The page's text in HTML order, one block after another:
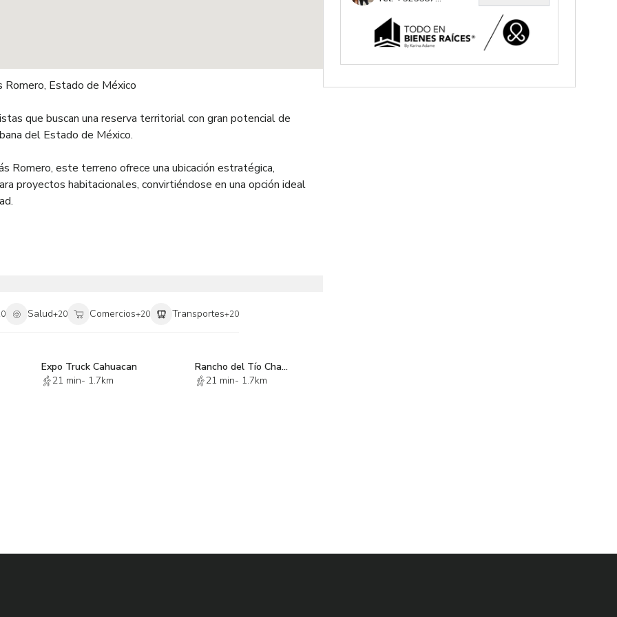
Estado de México
que buscan una reserva territorial con gran potencial de
del Estado de México.
Romero, este terreno ofrece una ubicación estratégica,
proyectos habitacionales, convirtiéndose en una opción ideal
esquemas de desarrollo habitacional:
Salud+20 Comercios+20 Transportes+20
Expo Truck Cahuacan
21 min- 1.7km
Rancho del Tío Chacón
21 min- 1.7km